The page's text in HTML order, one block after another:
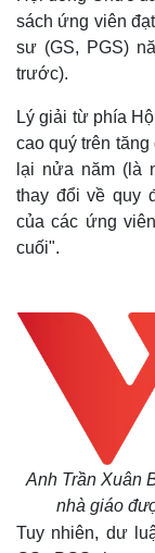
sách ứng viên
sư (GS, PGS)
trước).
Lý giải từ phía
cao quý trên
lại nửa năm (là
thay đổi về quy
của các ứng
cuối".
Anh Trần Xuân
nhà giáo
Tuy nhiên, dư